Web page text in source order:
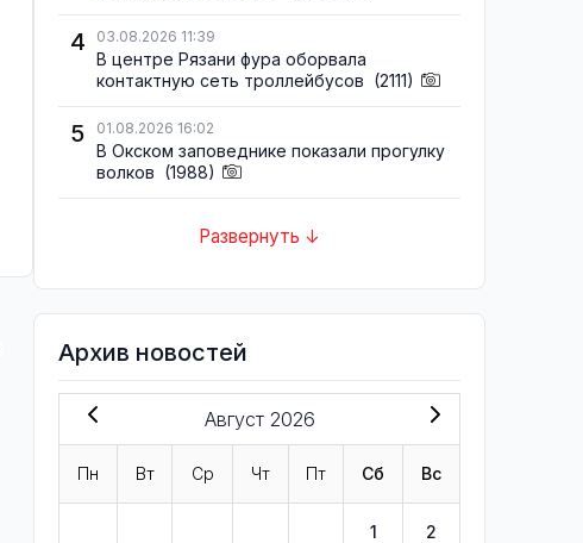
4 03.08.2026 11:39
В центре Рязани фура оборвала
контактную сеть троллейбусов (2111)
5 01.08.2026 16:02
В Окском заповеднике показали прогулку
волков (1988)
Развернуть ↓
Архив новостей
Август 2026
Пн Вт Ср Чт Пт Сб Вс
1 2